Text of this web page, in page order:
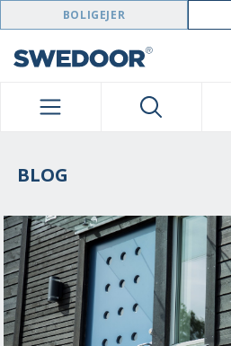
SWEDOOR NAVIGATION
BOLIGEJER
BLOG